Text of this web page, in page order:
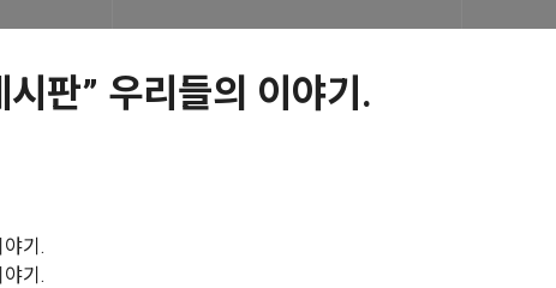
판” 우리들의 이야기.
기.
기.